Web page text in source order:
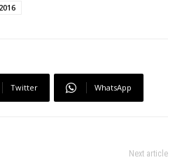
Twitter WhatsApp
Next article